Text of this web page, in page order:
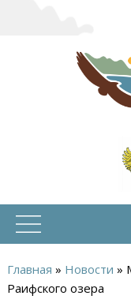
Вы
Главная » Новости »
Раифского озера